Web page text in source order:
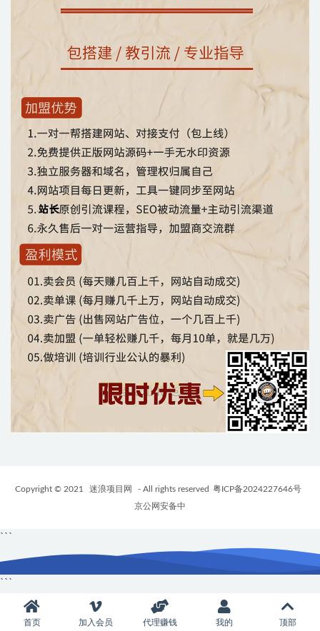
Copyright © 2021 迷浪项目网 - All rights reserved 粤ICP备2024227646号
京公网安备中
首页 加入会员 代理赚钱 我的 顶部
```
```